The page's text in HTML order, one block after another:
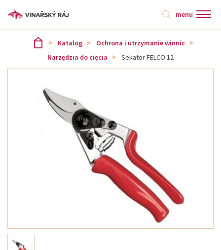
menu
Katalog
Ochrona i utrzymanie winnic
Narzędzia do cięcia
Sekator FELCO 12